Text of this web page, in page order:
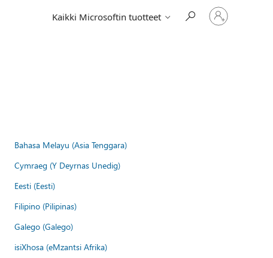
Kaikki Microsoftin tuotteet
Kirjaudu
sisään
tilille
Bahasa Melayu (Asia Tenggara)
Cymraeg (Y Deyrnas Unedig)
Eesti (Eesti)
Filipino (Pilipinas)
Galego (Galego)
isiXhosa (eMzantsi Afrika)